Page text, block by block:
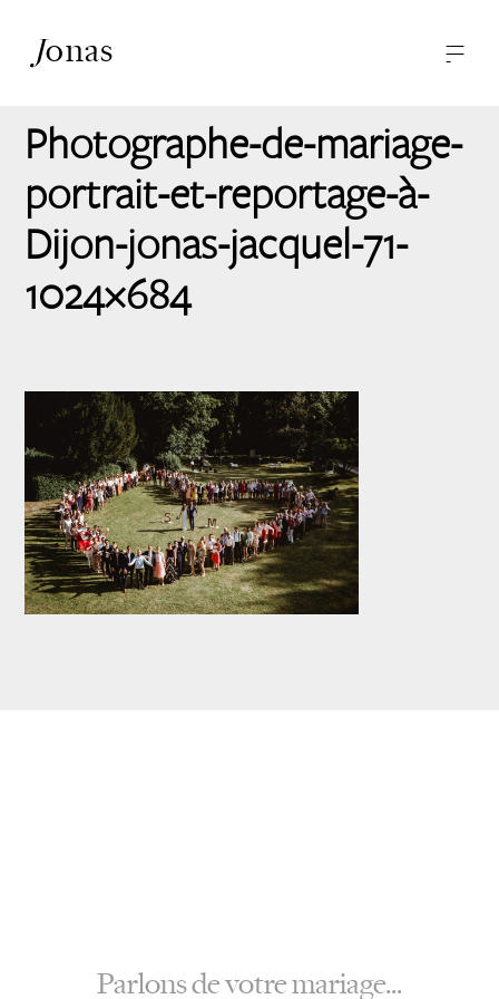
Jonas —
—
-
A propos
Contact
Photographe-de-mariage-
portrait-et-reportage-à-
Dijon-jonas-jacquel-71-
1024×684
Parlons de votre mariage...